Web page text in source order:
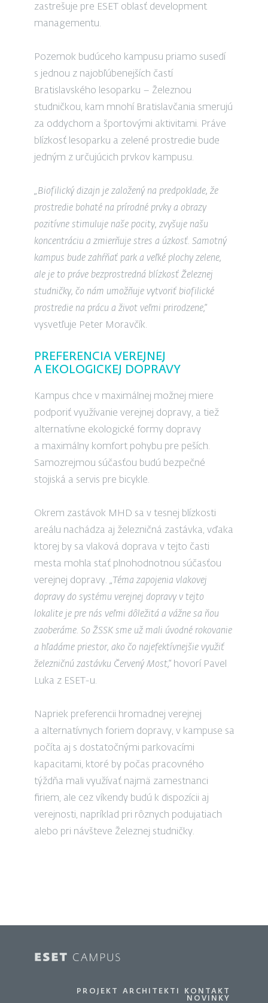
zastrešuje pre ESET oblasť development
managementu.
Pozemok budúceho kampusu priamo susedí
s jednou z najobľúbenejších častí
Bratislavského lesoparku – Železnou
studničkou, kam mnohí Bratislavčania smerujú
za oddychom a športovými aktivitami. Práve
blízkosť lesoparku a zelené prostredie bude
jedným z určujúcich prvkov kampusu.
„Biofilický dizajn je založený na predpoklade, že
prostredie bohaté na prírodné prvky a obrazy
pozitívne stimuluje naše pocity, zvyšuje našu
koncentráciu a zmierňuje stres a úzkosť. Samotný
kampus bude zahŕňať park a veľké plochy zelene,
ale je to práve bezprostredná blízkosť Železnej
studničky, čo nám umožňuje vytvoriť biofilické
prostredie na prácu a život veľmi prirodzene,“
vysvetľuje Peter Moravčík.
PREFERENCIA VEREJNEJ
A EKOLOGICKEJ DOPRAVY
Kampus chce v maximálnej možnej miere
podporiť využívanie verejnej dopravy, a tiež
alternatívne ekologické formy dopravy
a maximálny komfort pohybu pre peších.
Samozrejmou súčasťou budú bezpečné
stojiská a servis pre bicykle.
Okrem zastávok MHD sa v tesnej blízkosti
areálu nachádza aj železničná zastávka, vďaka
ktorej by sa vlaková doprava v tejto časti
mesta mohla stať plnohodnotnou súčasťou
verejnej dopravy. „Téma zapojenia vlakovej
dopravy do systému verejnej dopravy v tejto
lokalite je pre nás veľmi dôležitá a vážne sa ňou
zaoberáme. So ŽSSK sme už mali úvodné rokovanie
a hľadáme priestor, ako čo najefektívnejšie využiť
železničnú zastávku Červený Most,“hovorí Pavel
Luka z ESET-u.
Napriek preferencii hromadnej verejnej
a alternatívnych foriem dopravy, v kampuse sa
počíta aj s dostatočnými parkovacími
kapacitami, ktoré by počas pracovného
týždňa mali využívať najmä zamestnanci
firiem, ale cez víkendy budú k dispozícii aj
verejnosti, napríklad pri rôznych podujatiach
alebo pri návšteve Železnej studničky.
KONTAKT
ARCHITEKTI
PROJEKT
NOVINKY